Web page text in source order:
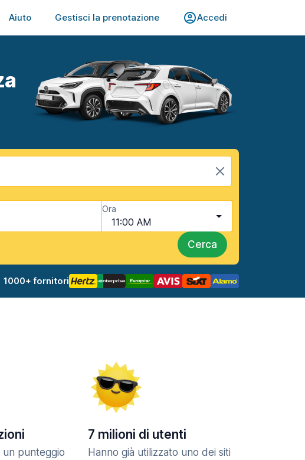
Aiuto Gestisci la prenotazione Accedi
Ora
11:00 AM
Cerca
1000+ fornitori
punteggio
7 milioni di utenti
Hanno già utilizzato uno dei siti